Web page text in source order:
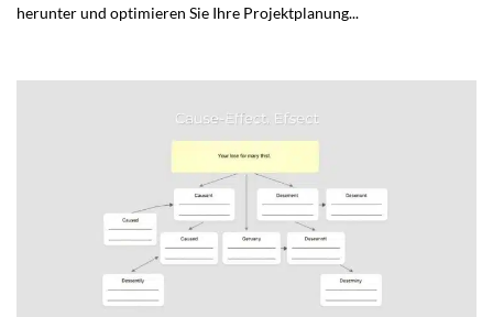
herunter und optimieren Sie Ihre Projektplanung...